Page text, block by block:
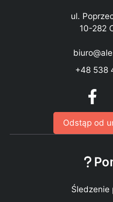
ul.
10-282
+48 538
Odstąp od
Śledzenie